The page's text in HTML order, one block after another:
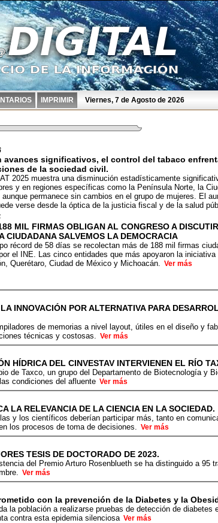
IMPRIMIR Viernes, 7 de Agosto de 2026
avances significativos, el control del tabaco
de la sociedad civil.
2025 muestra una disminución estadísticamente
y en regiones específicas como la Península Norte, la
permanece sin cambios en el grupo de mujeres. El
verse desde la óptica de la justicia fiscal y de la salud
MIL FIRMAS OBLIGAN AL CONGRESO A
CIUDADANA SALVEMOS LA DEMOCRACIA
récord de 58 días se recolectan más de 188 mil firmas
el INE. Las cinco entidades que más apoyaron la iniciativa
Querétaro, Ciudad de México y Michoacán. Ver más
INNOVACIÓN POR ALTERNATIVA PARA
de memorias a nivel layout, útiles en el diseño y
técnicas y costosas. Ver más
HÍDRICA DEL CINVESTAV INTERVIENEN EL RÍO
de Taxco, un grupo del Departamento de Biotecnología y
condiciones del afluente Ver más
LA RELEVANCIA DE LA CIENCIA EN LA SOCIEDAD.
y los científicos deberían participar más, tanto en
los procesos de toma de decisiones. Ver más
TESIS DE DOCTORADO DE 2023.
del Premio Arturo Rosenblueth se ha distinguido a 95
Ver más
con la prevención de la Diabetes y la
la población a realizarse pruebas de detección de diabetes
contra esta epidemia silenciosa Ver más